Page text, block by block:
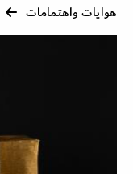
هوايات واهتمامات